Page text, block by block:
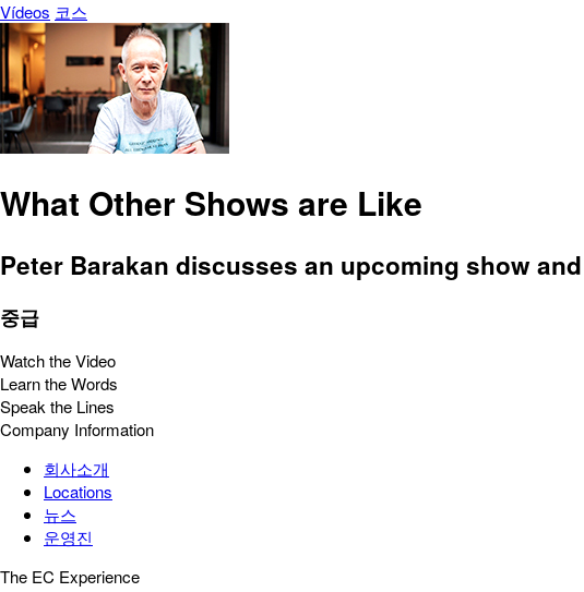
Vídeos 코스
What Other Shows are Like
Peter Barakan discusses an upcoming show
중급
Watch the Video
Learn the Words
Speak the Lines
Company Information
회사소개
Locations
뉴스
운영진
The EC Experience